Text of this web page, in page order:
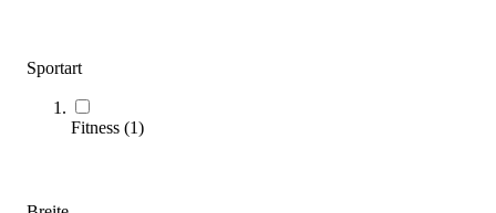
Sportart
Fitness (1)
Kübler Sport® Aufhängevorrichtung für Gymnastikmatten,
verstellbar
Zum Produkt